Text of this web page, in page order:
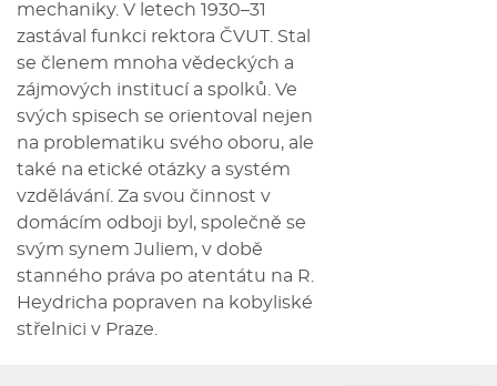
mechaniky. V letech 1930–31
zastával funkci rektora ČVUT. Stal
se členem mnoha vědeckých a
zájmových institucí a spolků. Ve
svých spisech se orientoval nejen
na problematiku svého oboru, ale
také na etické otázky a systém
vzdělávání. Za svou činnost v
domácím odboji byl, společně se
svým synem Juliem, v době
stanného práva po atentátu na R.
Heydricha popraven na kobyliské
střelnici v Praze.